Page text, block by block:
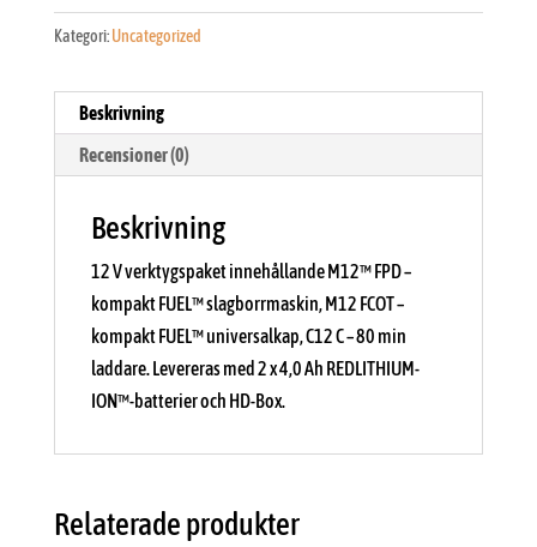
Kategori:Uncategorized
Beskrivning
Recensioner (0)
Beskrivning
12 V verktygspaket innehållande M12™ FPD –
kompakt FUEL™ slagborrmaskin, M12 FCOT –
kompakt FUEL™ universalkap, C12 C – 80 min
laddare. Levereras med 2 x 4,0 Ah REDLITHIUM-
ION™-batterier och HD-Box.
Relaterade produkter